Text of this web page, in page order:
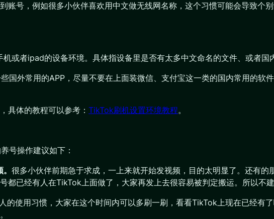
账号，例如很多小伙伴喜欢用中文做无线网名称，这个习惯可能会导致个
或者ipad的设备环境。具体指设备里是否有太多中文命名的文件、或者国
国外常用的APP，尽量不要在上面装微信、支付宝这一类的国内常用的软
具体的教程可以参考： TikTok刷机设置环境教程。
号操作建议如下：
很多小伙伴前期急于求成，一上来就开始发视频，目的太明显了。还有
都已经有人在TikTok上面做了，大家再发上去很容易被判定搬运。所以不
的使用习惯，大家在这个时间内可以多刷一刷，看看TikTok上现在已经有